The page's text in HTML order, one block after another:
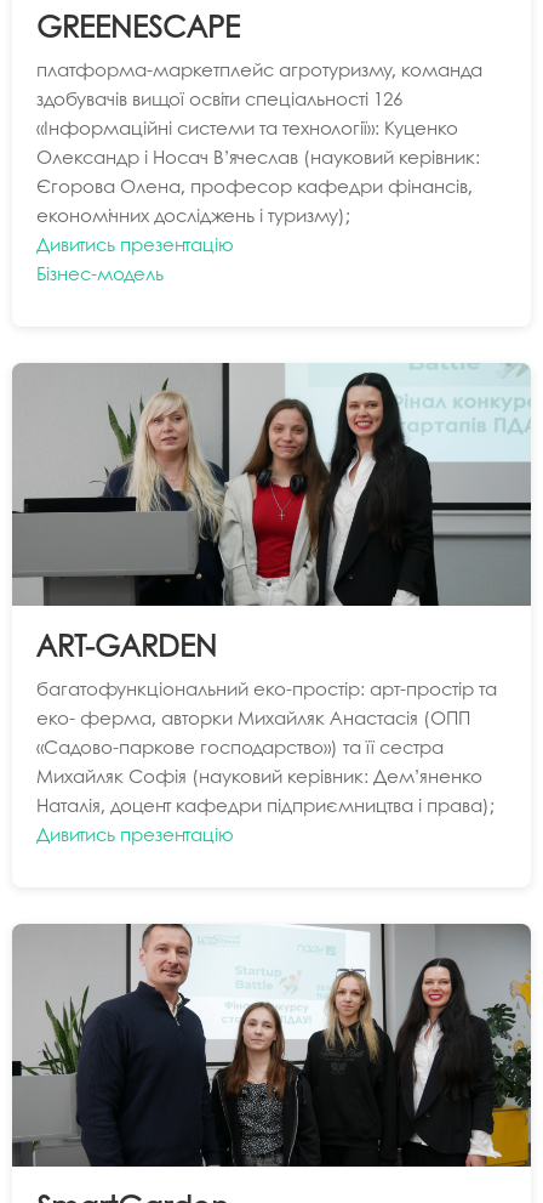
GREENESCAPE
платформа-маркетплейс агротуризму, команда
здобувачів вищої освіти спеціальності 126
«Інформаційні системи та технології»: Куценко
Олександр і Носач В’ячеслав (науковий керівник:
Єгорова Олена, професор кафедри фінансів,
економічних досліджень і туризму);
Дивитись презентацію
Бізнес-модель
ART-GARDEN
багатофункціональний еко-простір: арт-простір та
еко- ферма, авторки Михайляк Анастасія (ОПП
«Садово-паркове господарство») та її сестра
Михайляк Софія (науковий керівник: Дем’яненко
Наталія, доцент кафедри підприємництва і права);
Дивитись презентацію